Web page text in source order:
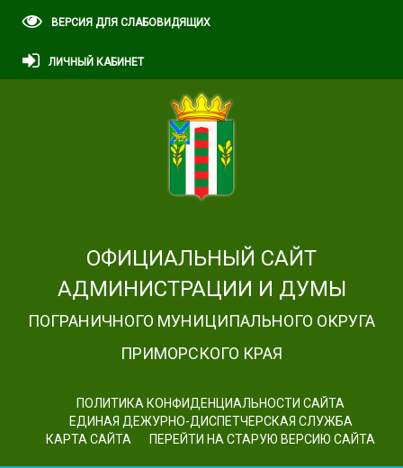
ВЕРСИЯ ДЛЯ СЛАБОВИДЯЩИХ
ЛИЧНЫЙ КАБИНЕТ
ОФИЦИАЛЬНЫЙ САЙТ
АДМИНИСТРАЦИИ И ДУМЫ
ПОГРАНИЧНОГО МУНИЦИПАЛЬНОГО ОКРУГА
ПРИМОРСКОГО КРАЯ
ПОЛИТИКА КОНФИДЕНЦИАЛЬНОСТИ САЙТА
ЕДИНАЯ ДЕЖУРНО-ДИСПЕТЧЕРСКАЯ СЛУЖБА
КАРТА САЙТА
ПЕРЕЙТИ НА СТАРУЮ ВЕРСИЮ САЙТА